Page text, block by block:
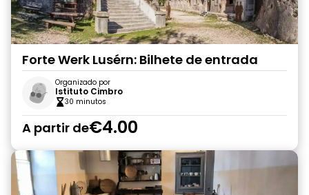
Forte Werk Lusérn: Bilhete de entrada
Organizado por
Istituto Cimbro
30 minutos
A partir de€4.00